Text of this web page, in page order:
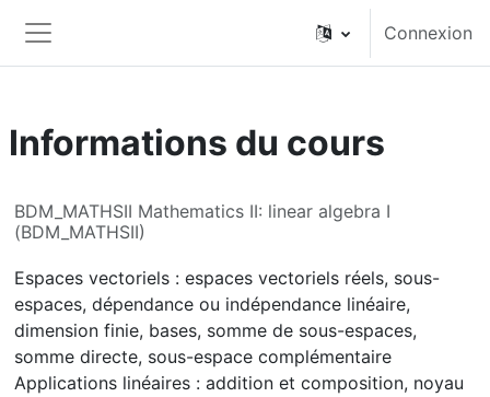
Panneau latéral
Connexion
Informations du cours
BDM_MATHSII Mathematics II: linear algebra I
(BDM_MATHSII)
Espaces vectoriels : espaces vectoriels réels, sous-
espaces, dépendance ou indépendance linéaire,
dimension finie, bases, somme de sous-espaces,
somme directe, sous-espace complémentaire
Applications linéaires : addition et composition, noyau